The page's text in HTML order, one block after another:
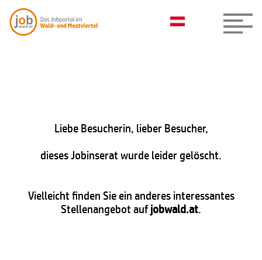
Liebe Besucherin, lieber Besucher,
dieses Jobinserat wurde leider gelöscht.
Vielleicht finden Sie ein anderes interessantes
Stellenangebot aufjobwald.at.